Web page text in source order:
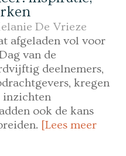
De Vrieze
afgeladen vol voor
van de
deelnemers,
kregen
inzichten
ook de kans
[Lees meer